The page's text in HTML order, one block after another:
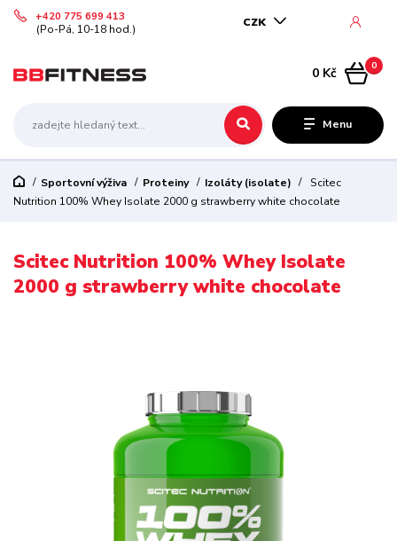
Menu
CZK
+420 775 699 413
(Po-Pá, 10-18 hod.)
0
0 Kč
Sportovní výživa Proteiny Izoláty (isolate)
Scitec
Nutrition 100% Whey Isolate 2000 g strawberry white chocolate
Scitec Nutrition 100% Whey Isolate
2000 g strawberry white chocolate